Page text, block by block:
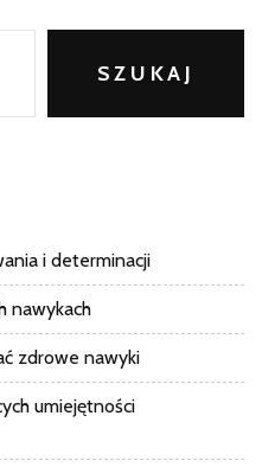
SZUKAJ
i determinacji
nawykach
zdrowe nawyki
umiejętności